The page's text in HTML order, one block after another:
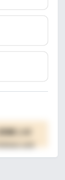
)
giới